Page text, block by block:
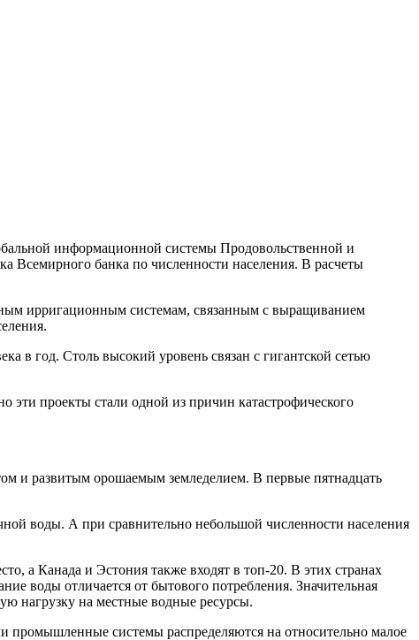
информационной системы Продовольственной и
Всемирного банка по численности населения. В расчеты
ирригационным системам, связанным с выращиванием
в год. Столь высокий уровень связан с гигантской сетью
эти проекты стали одной из причин катастрофического
и развитым орошаемым земледелием. В первые пятнадцать
воды. А при сравнительно небольшой численности населения
а Канада и Эстония также входят в топ-20. В этих странах
воды отличается от бытового потребления. Значительная
нагрузку на местные водные ресурсы.
промышленные системы распределяются на относительно малое